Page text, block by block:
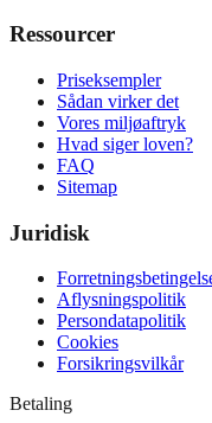
Ressourcer
Priseksempler
Sådan virker det
Vores miljøaftryk
Hvad siger loven?
FAQ
Sitemap
Juridisk
Aflysningspolitik
Persondatapolitik
Cookies
Forsikringsvilkår
Betaling